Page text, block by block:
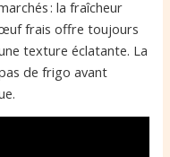
: la fraîcheur
frais offre toujours
texture éclatante. La
de frigo avant